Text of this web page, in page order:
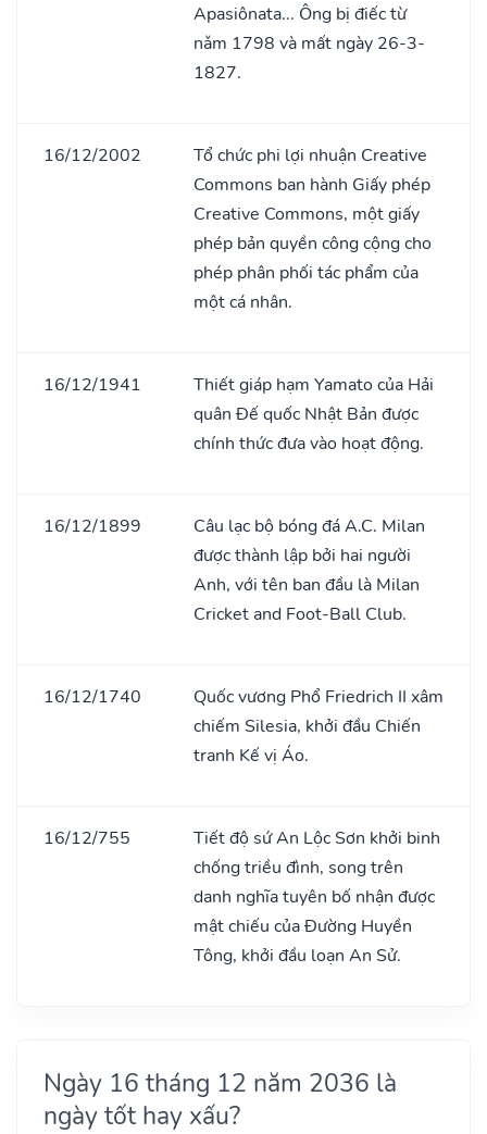
Apasiônata... Ông bị điếc từ
nǎm 1798 và mất ngày 26-3-
1827.
16/12/2002
Tổ chức phi lợi nhuận Creative
Commons ban hành Giấy phép
Creative Commons, một giấy
phép bản quyền công cộng cho
phép phân phối tác phẩm của
một cá nhân.
16/12/1941
Thiết giáp hạm Yamato của Hải
quân Đế quốc Nhật Bản được
chính thức đưa vào hoạt động.
16/12/1899
Câu lạc bộ bóng đá A.C. Milan
được thành lập bởi hai người
Anh, với tên ban đầu là Milan
Cricket and Foot-Ball Club.
16/12/1740
Quốc vương Phổ Friedrich II xâm
chiếm Silesia, khởi đầu Chiến
tranh Kế vị Áo.
16/12/755
Tiết độ sứ An Lộc Sơn khởi binh
chống triều đình, song trên
danh nghĩa tuyên bố nhận được
mật chiếu của Đường Huyền
Tông, khởi đầu loạn An Sử.
Ngày 16 tháng 12 năm 2036 là
ngày tốt hay xấu?